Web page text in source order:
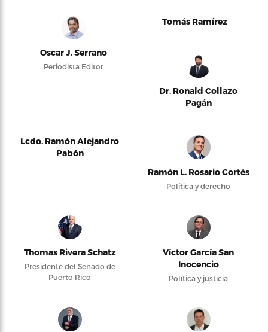
Oscar J. Serrano
Periodista Editor
Tomás Ramírez
Dr. Ronald Collazo
Pagán
Lcdo. Ramón Alejandro
Pabón
Ramón L. Rosario Cortés
Política y derecho
Thomas Rivera Schatz
Presidente del Senado de
Puerto Rico
Víctor García San
Inocencio
Política y justicia